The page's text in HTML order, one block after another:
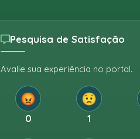
Pesquisa de Satisfação
Avalie sua experiência no portal.
😡
0
😟
1